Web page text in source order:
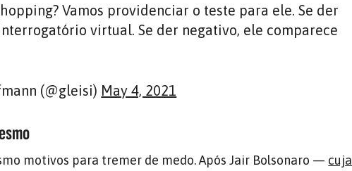
Vamos providenciar o teste para ele. Se der
virtual. Se der negativo, ele comparece
(@gleisi) May 4, 2021
motivos para tremer de medo. Após Jair Bolsonaro — cuja